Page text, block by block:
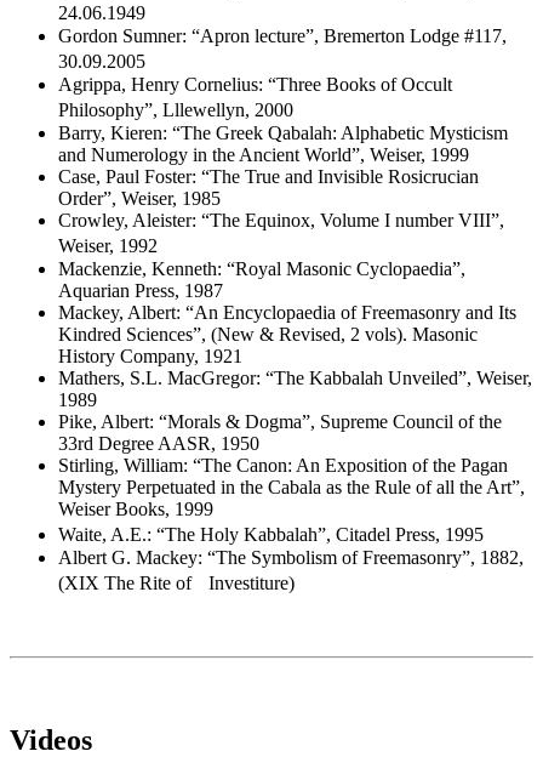
24.06.1949
Gordon Sumner: “Apron lecture”, Bremerton Lodge #117,
30.09.2005
Agrippa, Henry Cornelius: “Three Books of Occult
Philosophy”, Lllewellyn, 2000
Barry, Kieren: “The Greek Qabalah: Alphabetic Mysticism
and Numerology in the Ancient World”, Weiser, 1999
Case, Paul Foster: “The True and Invisible Rosicrucian
Order”, Weiser, 1985
Crowley, Aleister: “The Equinox, Volume I number VIII”,
Weiser, 1992
Mackenzie, Kenneth: “Royal Masonic Cyclopaedia”,
Aquarian Press, 1987
Mackey, Albert: “An Encyclopaedia of Freemasonry and Its
Kindred Sciences”, (New & Revised, 2 vols). Masonic
History Company, 1921
Mathers, S.L. MacGregor: “The Kabbalah Unveiled”, Weiser,
1989
Pike, Albert: “Morals & Dogma”, Supreme Council of the
33rd Degree AASR, 1950
Stirling, William: “The Canon: An Exposition of the Pagan
Mystery Perpetuated in the Cabala as the Rule of all the Art”,
Weiser Books, 1999
Waite, A.E.: “The Holy Kabbalah”, Citadel Press, 1995
Albert G. Mackey: “The Symbolism of Freemasonry”, 1882,
(XIX The Rite of Investiture)
Videos